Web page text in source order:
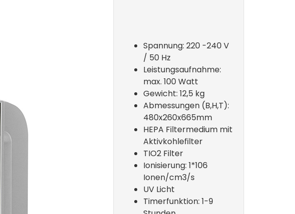
Spannung: 220 -240 V
/ 50 Hz
Leistungsaufnahme:
max. 100 Watt
Gewicht: 12,5 kg
Abmessungen (B,H,T):
480x260x665mm
HEPA Filtermedium mit
Aktivkohlefilter
TIO2 Filter
Ionisierung: 1*106
Ionen/cm3/s
UV Licht
Timerfunktion: 1-9